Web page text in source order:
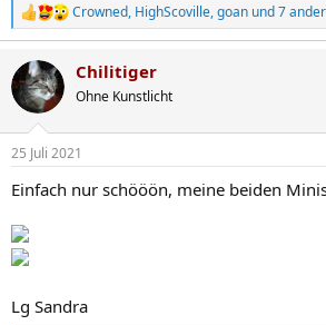
R
e
k
t
i
e
:
Crowned, HighScoville,goan und 7
Chilitiger
Ohne Kunstlicht
25 Juli 2021
Einfach nur schööön, meine beiden
Lg Sandra